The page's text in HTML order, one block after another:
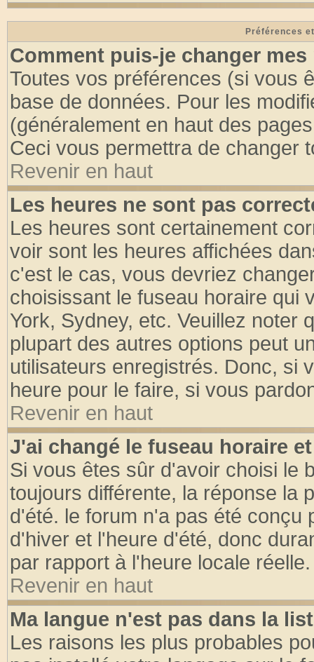
Préférences
Comment puis-je changer mes
Toutes vos préférences (si vous
base de données. Pour les
(généralement en haut des
Ceci vous permettra de changer
Revenir en haut
Les heures ne sont pas
Les heures sont certainement
voir sont les heures affichées
c'est le cas, vous devriez
choisissant le fuseau horaire qui
York, Sydney, etc. Veuillez noter
plupart des autres options peut
utilisateurs enregistrés. Donc, si
heure pour le faire, si vous
Revenir en haut
J'ai changé le fuseau horaire
Si vous êtes sûr d'avoir choisi le
toujours différente, la réponse la
d'été. le forum n'a pas été conçu
d'hiver et l'heure d'été, donc
par rapport à l'heure locale réelle.
Revenir en haut
Ma langue n'est pas dans la
Les raisons les plus probables